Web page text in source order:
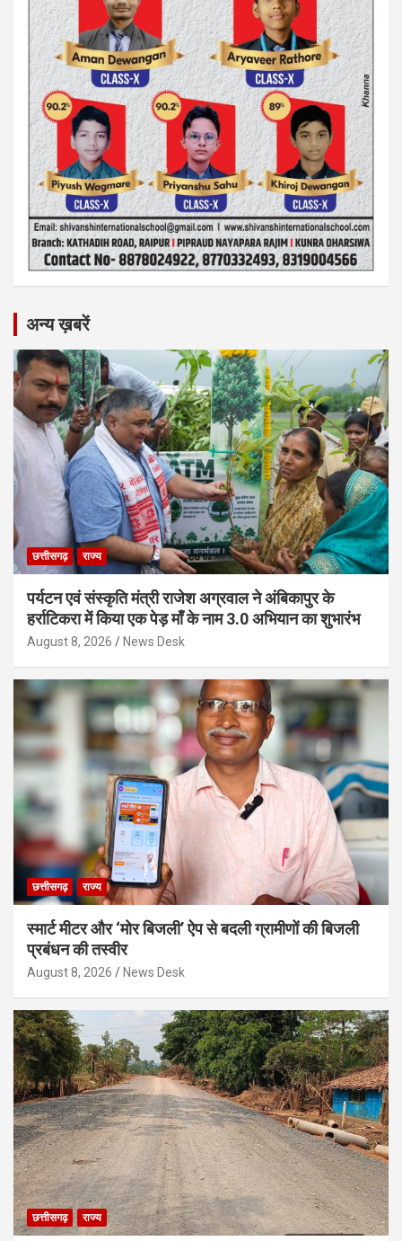
अन्य ख़बरें
छत्तीसगढ़ राज्य
पर्यटन एवं संस्कृति मंत्री राजेश अग्रवाल ने अंबिकापुर के
हर्राटिकरा में किया एक पेड़ माँ के नाम 3.0 अभियान का शुभारंभ
August 8, 2026 News Desk
छत्तीसगढ़ राज्य
स्मार्ट मीटर और ‘मोर बिजली’ ऐप से बदली ग्रामीणों की बिजली
प्रबंधन की तस्वीर
August 8, 2026 News Desk
छत्तीसगढ़ राज्य